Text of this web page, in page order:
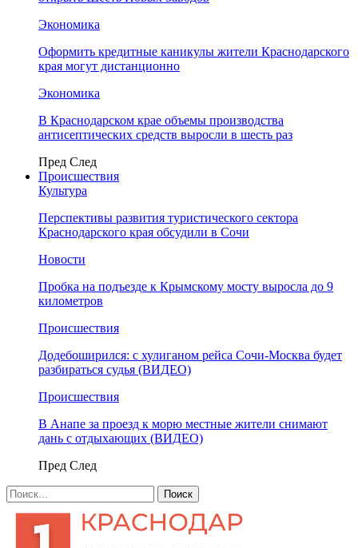
Экономика
Оформить кредитные каникулы жители Краснодарского
края могут дистанционно
Экономика
В Краснодарском крае объемы производства
антисептических средств выросли в шесть раз
Пред След
Происшествия
Культура
Перспективы развития туристического сектора
Краснодарского края обсудили в Сочи
Новости
Пробка на подъезде к Крымскому мосту выросла до 9
километров
Происшествия
Додебоширился: с хулиганом рейса Сочи-Москва будет
разбираться судья (ВИДЕО)
Происшествия
В Анапе за проезд к морю местные жители снимают
дань с отдыхающих (ВИДЕО)
Пред След